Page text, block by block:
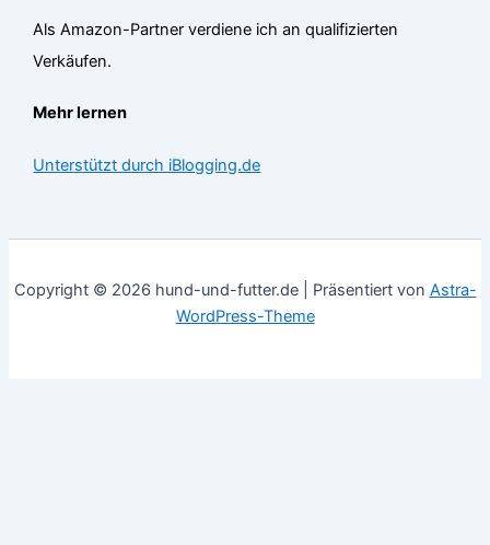
Als Amazon-Partner verdiene ich an qualifizierten
Verkäufen.
Mehr lernen
Unterstützt durch iBlogging.de
Copyright © 2026 hund-und-futter.de | Präsentiert von Astra-
WordPress-Theme